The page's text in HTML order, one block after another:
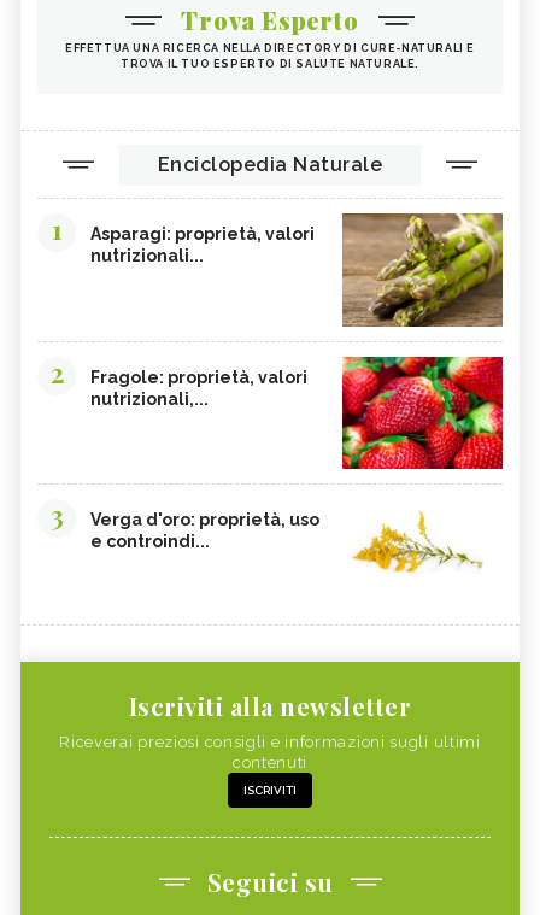
Trova Esperto
EFFETTUA UNA RICERCA NELLA DIRECTORY DI CURE-NATURALI E
TROVA IL TUO ESPERTO DI SALUTE NATURALE.
Enciclopedia Naturale
1
Asparagi: proprietà, valori
nutrizionali...
2
Fragole: proprietà, valori
nutrizionali,...
3
Verga d'oro: proprietà, uso
e controindi...
Iscriviti alla newsletter
Riceverai preziosi consigli e informazioni sugli ultimi
contenuti
ISCRIVITI
Seguici su